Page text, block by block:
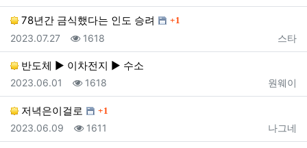
78년간 금식했다는 인도 승려 댓글
1
등록자
스타
등록일
2023.07.27 조회
1618
반도체 ▶ 이차전지 ▶ 수소
등록자
원웨이
등록일
2023.06.01 조회
1618
저녁은이걸로 댓글
1
등록자
나그네
등록일
2023.06.09 조회
1611